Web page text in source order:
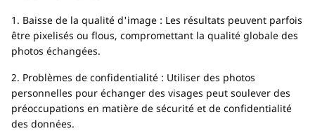
1. Baisse de la qualité d'image : Les résultats peuvent parfois
être pixelisés ou flous, compromettant la qualité globale des
photos échangées.
2. Problèmes de confidentialité : Utiliser des photos
personnelles pour échanger des visages peut soulever des
préoccupations en matière de sécurité et de confidentialité
des données.